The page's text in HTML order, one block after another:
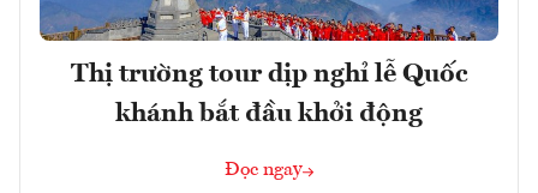
Thị trường tour dịp nghỉ lễ Quốc
khánh bắt đầu khởi động
Đọc ngay